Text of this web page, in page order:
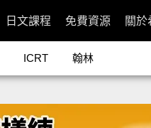
日文課程 免費資源 關於
ICRT 翰林